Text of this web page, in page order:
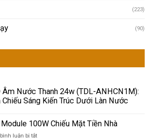
(223)
(90)
Âm Nước Thanh 24w (TDL-ANHCN1M):
Chiếu Sáng Kiến Trúc Dưới Làn Nước
100W Chiếu Mặt Tiền Nhà
luận bị tắtở